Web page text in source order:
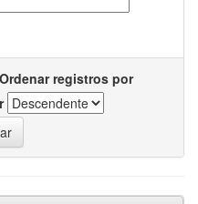
Ordenar registros por